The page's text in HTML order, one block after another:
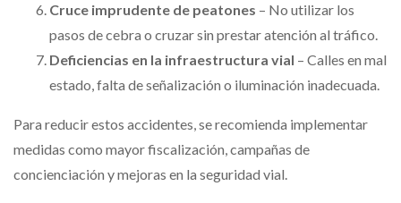
Cruce imprudente de peatones – No utilizar los
pasos de cebra o cruzar sin prestar atención al tráfico.
Deficiencias en la infraestructura vial – Calles en mal
estado, falta de señalización o iluminación inadecuada.
Para reducir estos accidentes, se recomienda implementar
medidas como mayor fiscalización, campañas de
concienciación y mejoras en la seguridad vial.